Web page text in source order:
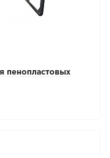
пенопластовых